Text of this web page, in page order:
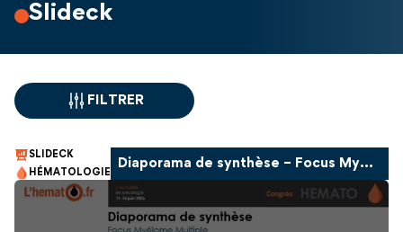
Slideck
FILTRER
SLIDECK
HÉMATOLOGIE
Diaporama de synthèse – Focus Myélome Multiple